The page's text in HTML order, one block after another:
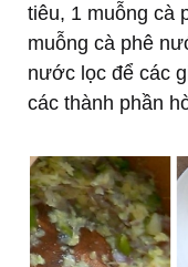
tiêu, 1 muỗng cà
muỗng cà phê
nước lọc để các
các thành phần